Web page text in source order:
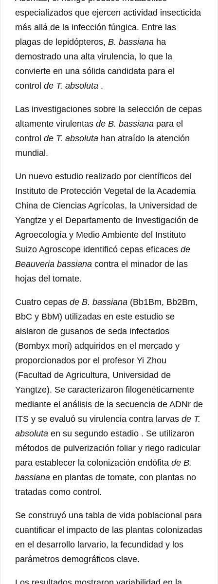
especializados que ejercen actividad insecticida
más allá de la infección fúngica. Entre las
plagas de lepidópteros, B. bassiana ha
demostrado una alta virulencia, lo que la
convierte en una sólida candidata para el
control de T. absoluta .
Las investigaciones sobre la selección de cepas
altamente virulentas de B. bassiana para el
control de T. absoluta han atraído la atención
mundial.
Un nuevo estudio realizado por científicos del
Instituto de Protección Vegetal de la Academia
China de Ciencias Agrícolas, la Universidad de
Yangtze y el Departamento de Investigación de
Agroecología y Medio Ambiente del Instituto
Suizo Agroscope identificó cepas eficaces de
Beauveria bassiana contra el minador de las
hojas del tomate.
Cuatro cepas de B. bassiana (Bb1Bm, Bb2Bm,
BbC y BbM) utilizadas en este estudio se
aislaron de gusanos de seda infectados
(Bombyx mori) adquiridos en el mercado y
proporcionados por el profesor Yi Zhou
(Facultad de Agricultura, Universidad de
Yangtze). Se caracterizaron filogenéticamente
mediante el análisis de la secuencia de ADNr de
ITS y se evaluó su virulencia contra larvas de T.
absoluta en su segundo estadio . Se utilizaron
métodos de pulverización foliar y riego radicular
para establecer la colonización endófita de B.
bassiana en plantas de tomate, con plantas no
tratadas como control.
Se construyó una tabla de vida poblacional para
cuantificar el impacto de las plantas colonizadas
en el desarrollo larvario, la fecundidad y los
parámetros demográficos clave.